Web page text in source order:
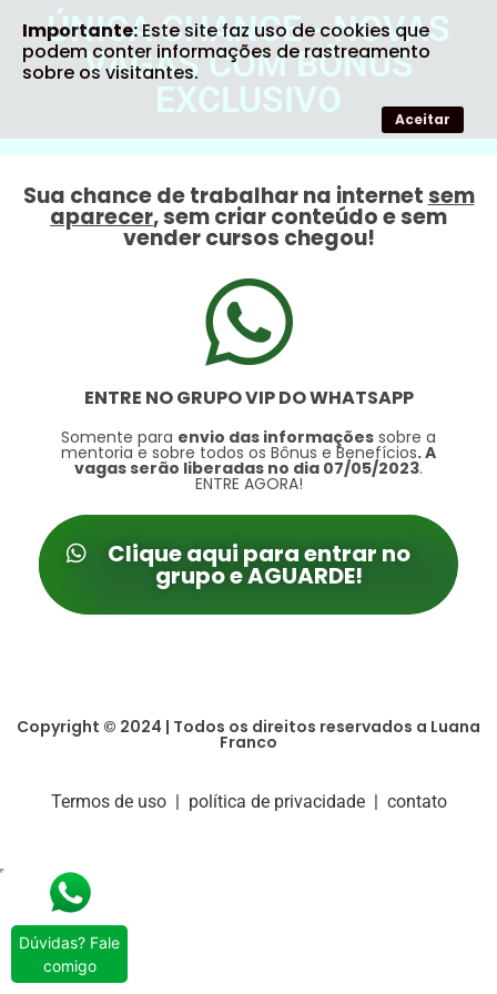
ÚNICA CHANCE - NOVAS
VAGAS COM BÔNUS
EXCLUSIVO
Sua chance de trabalhar na internetsem
aparecer, sem criar conteúdo e sem
vender cursos chegou!
ENTRE NO GRUPO VIP DO WHATSAPP
Somente para envio das informações sobre a
mentoria e sobre todos os Bônus e Benefícios. A
vagas serão liberadas no dia 07/05/2023.
ENTRE AGORA!
Clique aqui para entrar no
grupo e AGUARDE!
Copyright © 2024 | Todos os direitos reservados a Luana
Franco
Termos de uso| política de privacidade| contato
Importante:Este site faz uso de cookies que
podem conter informações de rastreamento
sobre os visitantes.
Aceitar
Dúvidas? Fale
comigo